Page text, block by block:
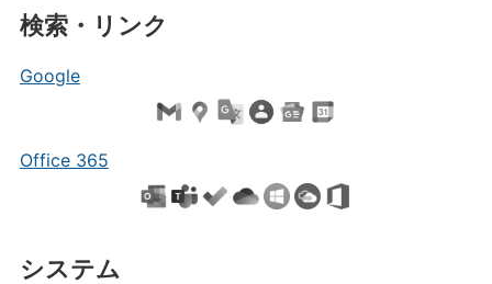
検索・リンク
Google
Office 365
システム